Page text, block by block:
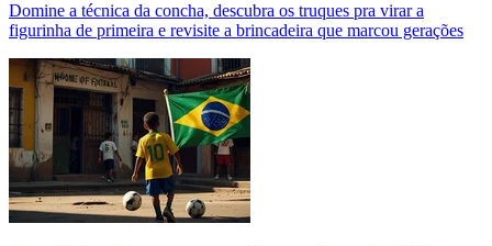
Domine a técnica da concha, descubra os truques pra virar a
figurinha de primeira e revisite a brincadeira que marcou gerações